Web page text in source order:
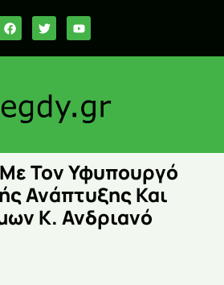
Τον Υφυπουργό
Ανάπτυξης Και
Κ. Ανδριανό